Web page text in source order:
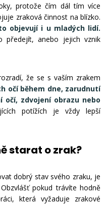
protože čím dál tím více
zraková činnost na blízko.
objevují i u mladých lidí.
předejít, anebo jejich vznik
že se s vaším zrakem
očí během dne, zarudnutí
očí, zdvojení obrazu nebo
potížích je vždy lepší
starat o zrak?
dobrý stav svého zraku, je
pokud trávíte hodně
která vyžaduje zrakové